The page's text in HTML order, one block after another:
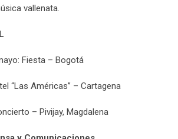
vallenata.
Fiesta – Bogotá
“Las Américas” – Cartagena
– Pivijay, Magdalena